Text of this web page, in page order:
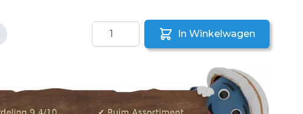
mail naar een vriend
Aantal
In Winkelwagen